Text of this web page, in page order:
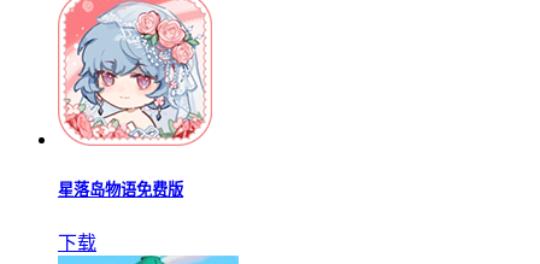
星落岛物语免费版
下载